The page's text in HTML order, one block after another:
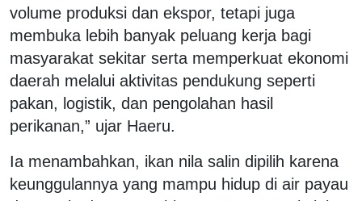
volume produksi dan ekspor, tetapi juga
membuka lebih banyak peluang kerja bagi
masyarakat sekitar serta memperkuat ekonomi
daerah melalui aktivitas pendukung seperti
pakan, logistik, dan pengolahan hasil
perikanan,” ujar Haeru.
Ia menambahkan, ikan nila salin dipilih karena
keunggulannya yang mampu hidup di air payau